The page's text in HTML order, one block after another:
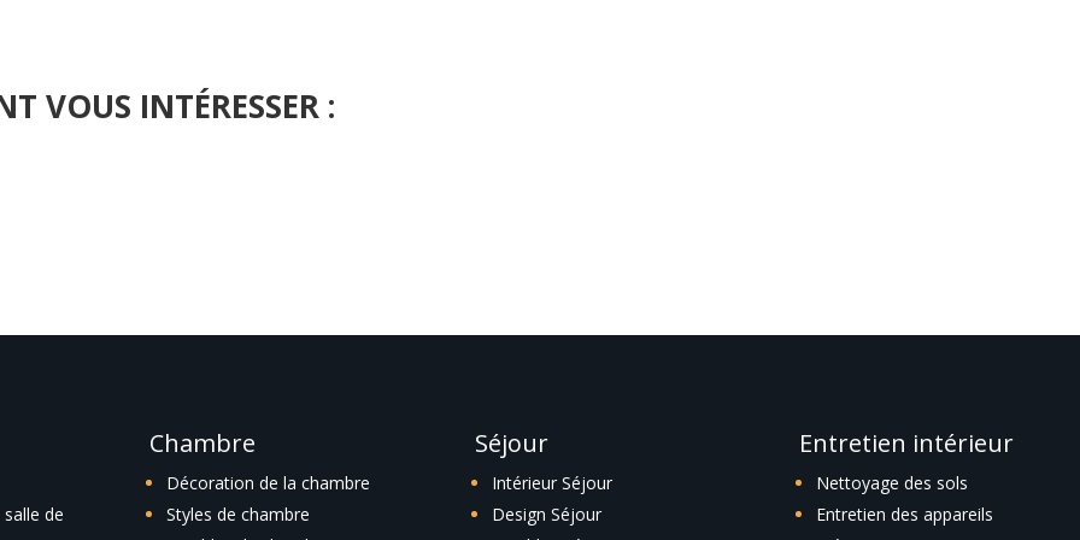
VOUS INTÉRESSER :
de
Chambre
Décoration de la chambre
Styles de chambre
Séjour
Intérieur Séjour
Design Séjour
Entretien intérieur
Nettoyage des sols
Entretien des appareils